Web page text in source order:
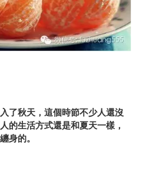
了秋天，這個時節不少人還沒
的生活方式還是和夏天一樣，
身的。